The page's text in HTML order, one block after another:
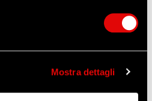
Mostra dettagli